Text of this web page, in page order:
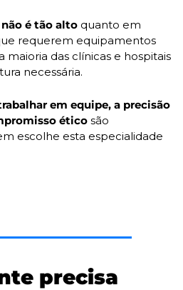
é tão alto quanto em
requerem equipamentos
maioria das clínicas e hospitais
necessária.
em equipe, a precisão
ético são
escolhe esta especialidade
precisa